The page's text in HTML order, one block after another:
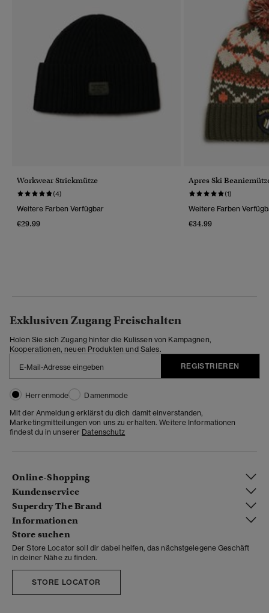
Workwear Strickmütze
(4)
Weitere Farben Verfügbar
€29.99
Apres Ski
(1)
Weitere Farben
€34.99
Exklusiven Zugang Freischalten
Holen Sie sich Zugang hinter die Kulissen von Kampagnen,
Kooperationen, neuen Produkten und Sales.
REGISTRIEREN
Herrenmode
Damenmode
Mit der Anmeldung erklärst du dich damit einverstanden,
Marketingmitteilungen von uns zu erhalten. Weitere Informationen
findest du in unserer Datenschutz
Online-Shopping
Kundenservice
Superdry The Brand
Informationen
Store suchen
Der Store Locator soll dir dabei helfen, das nächstgelegene Geschäft
in deiner Nähe zu finden.
STORE LOCATOR